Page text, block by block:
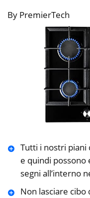
By PremierTech
Tutti i nostri piani
e quindi
segni all’interno
Non lasciare